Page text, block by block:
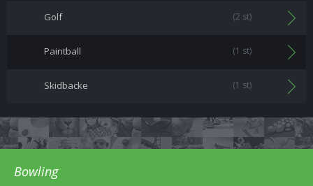
Golf (2 st)
Paintball (1 st)
Skidbacke (1 st)
Bowling